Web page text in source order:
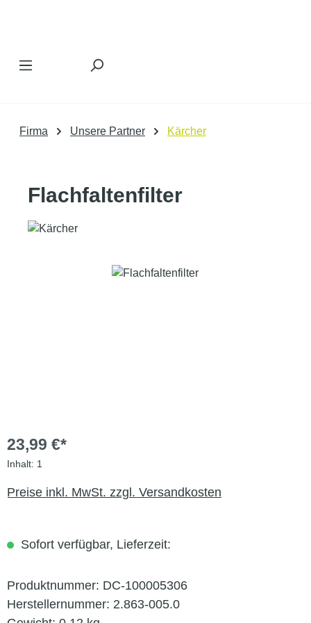
Firma Unsere Partner Kärcher
Flachfaltenfilter
Bildergalerie überspringen
23,99 €*
Inhalt: 1
Preise inkl. MwSt. zzgl. Versandkosten
Sofort verfügbar, Lieferzeit:
Produktnummer: DC-100005306
Herstellernummer: 2.863-005.0